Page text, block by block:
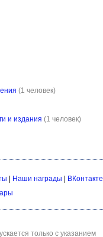
(1 человек)
и издания (1 человек)
Наши награды
ВКонтакте
только с указанием